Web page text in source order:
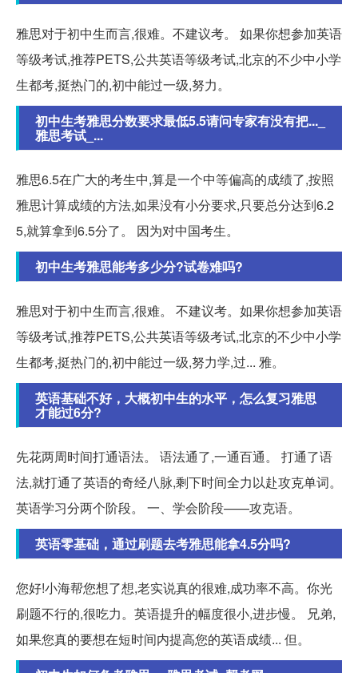
雅思对于初中生而言,很难。不建议考。 如果你想参加英语
等级考试,推荐PETS,公共英语等级考试,北京的不少中小学
生都考,挺热门的,初中能过一级,努力。
初中生考雅思分数要求最低5.5请问专家有没有把..._
雅思考试_...
雅思6.5在广大的考生中,算是一个中等偏高的成绩了,按照
雅思计算成绩的方法,如果没有小分要求,只要总分达到6.2
5,就算拿到6.5分了。 因为对中国考生。
初中生考雅思能考多少分?试卷难吗?
雅思对于初中生而言,很难。 不建议考。如果你想参加英语
等级考试,推荐PETS,公共英语等级考试,北京的不少中小学
生都考,挺热门的,初中能过一级,努力学,过... 雅。
英语基础不好，大概初中生的水平，怎么复习雅思
才能过6分?
先花两周时间打通语法。 语法通了,一通百通。 打通了语
法,就打通了英语的奇经八脉,剩下时间全力以赴攻克单词。
英语学习分两个阶段。 一、学会阶段——攻克语。
英语零基础，通过刷题去考雅思能拿4.5分吗?
您好!小海帮您想了想,老实说真的很难,成功率不高。你光
刷题不行的,很吃力。英语提升的幅度很小,进步慢。 兄弟,
如果您真的要想在短时间内提高您的英语成绩... 但。